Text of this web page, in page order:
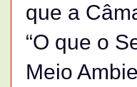
que a
“O que o
Meio